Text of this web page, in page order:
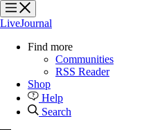
?
?
?
?
LiveJournal
Find more
Communities
RSS Reader
Shop
Help
Search